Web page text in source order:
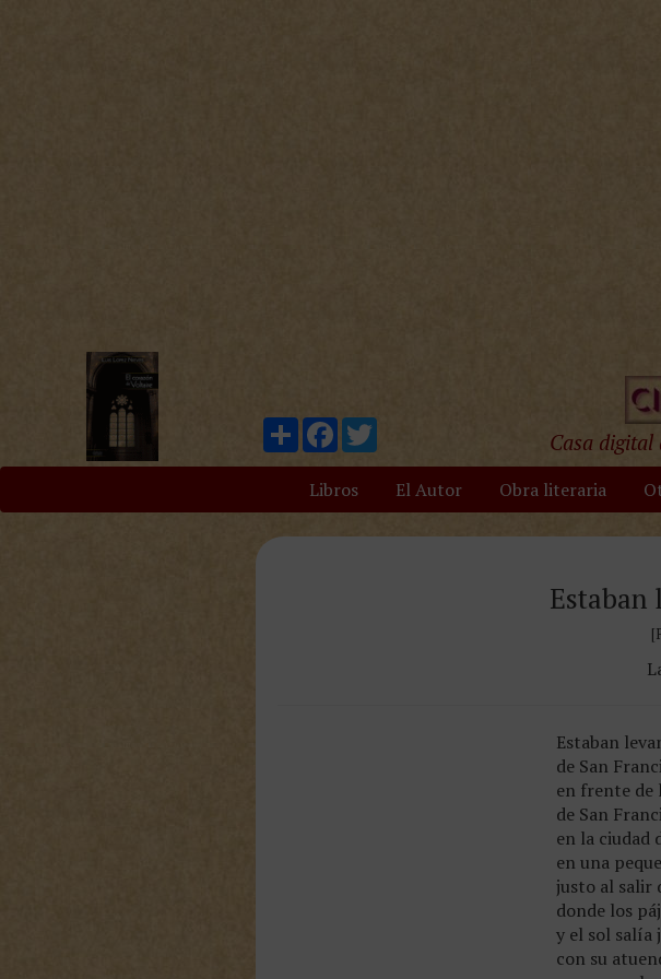
Compartir
FacebookTwitter
Casa digital
Libros El Autor Obra literaria
Estaban
Estaban
de San
en frente de
de San
en la ciudad
en una
justo al salir
donde los
y el sol salía
con su